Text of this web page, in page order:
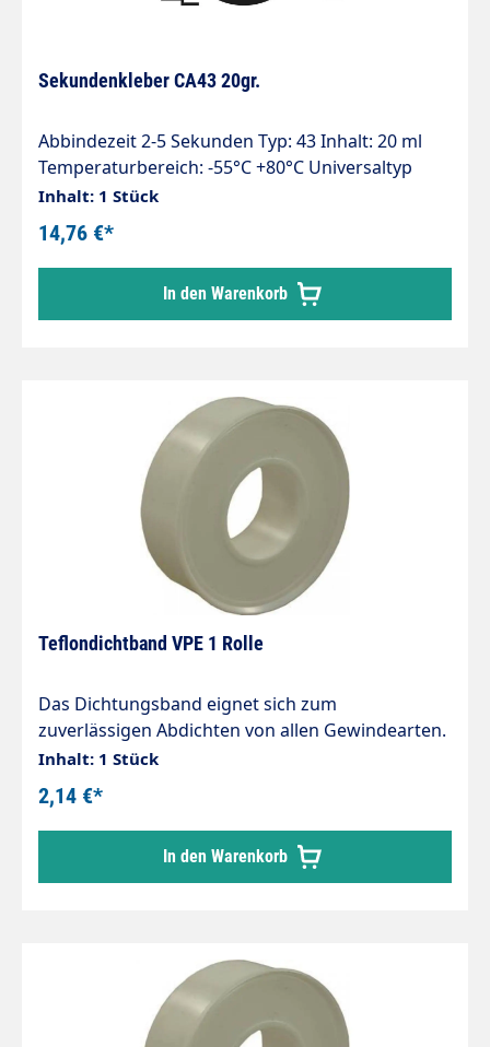
Sekundenkleber CA43 20gr.
Abbindezeit 2-5 Sekunden Typ: 43 Inhalt: 20 ml
Temperaturbereich: -55°C +80°C Universaltyp
Standard, hohe Festigkeit bei fast allen
Materialkombinationen, klebt Gummi,
Kunststoff,Metall, Leder, Kork etc.
Inhalt: 1 Stück
14,76 €*
In den Warenkorb
Teflondichtband VPE 1 Rolle
Das Dichtungsband eignet sich zum
zuverlässigen Abdichten von allen Gewindearten.
Es ist besonders kräftig und elastisch sowie von
höchster Qualität. 1 Rolle = 12m Nur für
Niederdruck!
Inhalt: 1 Stück
2,14 €*
In den Warenkorb